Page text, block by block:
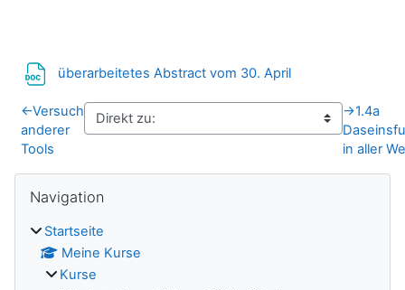
überarbeitetes Abstract vom 30. April
←Versuch
anderer
Tools
→1.4a
in aller
Navigation
Startseite
Meine Kurse
Kurse